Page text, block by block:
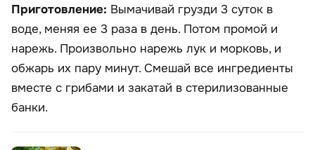
Приготовление: Вымачивай грузди 3 суток в
воде, меняя ее 3 раза в день. Потом промой и
нарежь. Произвольно нарежь лук и морковь, и
обжарь их пару минут. Смешай все ингредиенты
вместе с грибами и закатай в стерилизованные
банки.